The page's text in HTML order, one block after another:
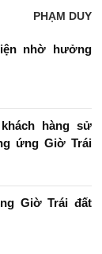
PHẠM DUY
nhờ hưởng
khách hàng sử
ứng Giờ Trái
Giờ Trái đất